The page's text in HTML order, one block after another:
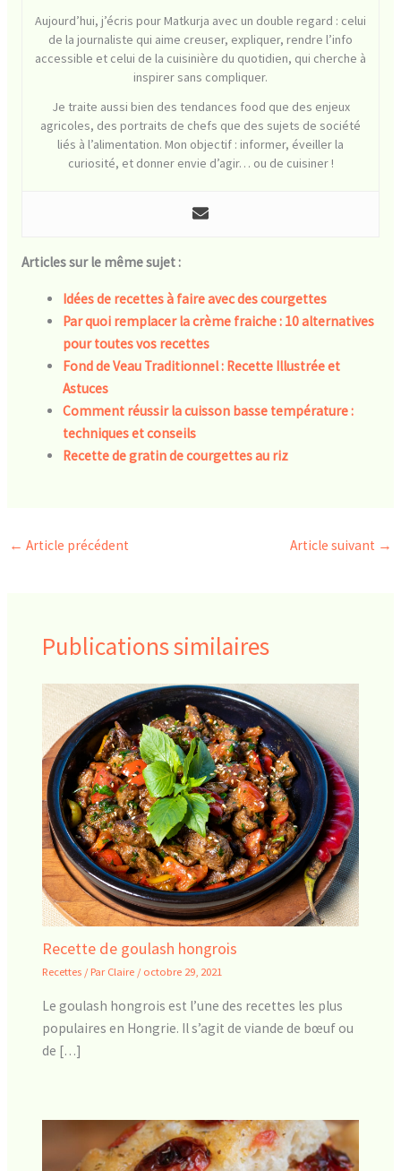
Aujourd’hui, j’écris pour Matkurja avec un double regard : celui
de la journaliste qui aime creuser, expliquer, rendre l’info
accessible et celui de la cuisinière du quotidien, qui cherche à
inspirer sans compliquer.
Je traite aussi bien des tendances food que des enjeux
agricoles, des portraits de chefs que des sujets de société
liés à l’alimentation. Mon objectif : informer, éveiller la
curiosité, et donner envie d’agir… ou de cuisiner !
Articles sur le même sujet :
Idées de recettes à faire avec des courgettes
Par quoi remplacer la crème fraiche : 10 alternatives
pour toutes vos recettes
Fond de Veau Traditionnel : Recette Illustrée et
Astuces
Comment réussir la cuisson basse température :
techniques et conseils
Recette de gratin de courgettes au riz
← Article précédent Article suivant →
Publications similaires
Recette de goulash hongrois
Recettes / Par Claire / octobre 29, 2021
Le goulash hongrois est l’une des recettes les plus
populaires en Hongrie. Il s’agit de viande de bœuf ou
de […]